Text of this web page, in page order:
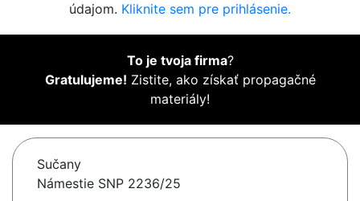
údajom. Kliknite sem pre prihlásenie.
To je tvoja firma?
Gratulujeme! Zistite, ako získať propagačné
materiály!
Sučany
Námestie SNP 2236/25